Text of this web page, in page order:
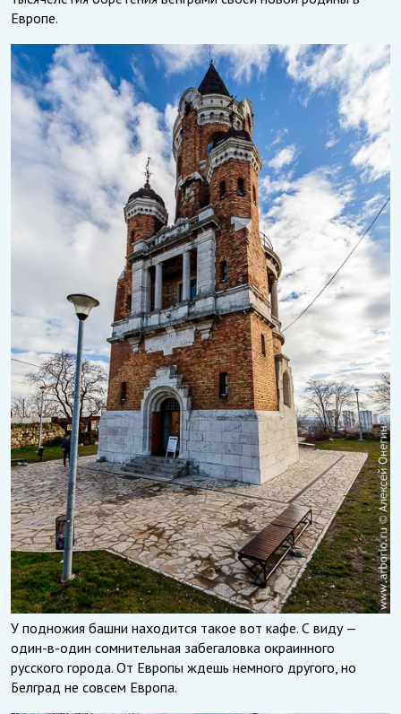
Европе.
У подножия башни находится такое вот кафе. С виду —
один-в-один сомнительная забегаловка окраинного
русского города. От Европы ждешь немного другого, но
Белград не совсем Европа.